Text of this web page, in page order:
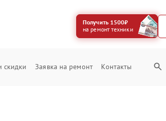
Получить 1500₽
на ремонт техники
скидки Заявка на ремонт Контакты